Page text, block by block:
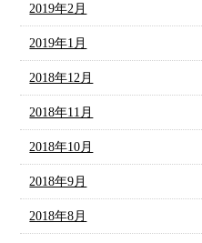
2019年2月
2019年1月
2018年12月
2018年11月
2018年10月
2018年9月
2018年8月